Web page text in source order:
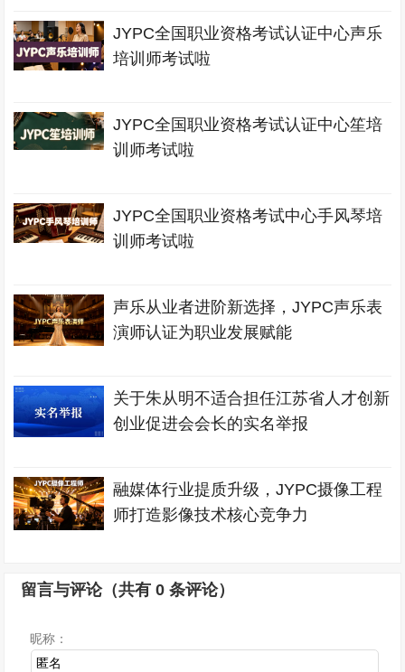
JYPC全国职业资格考试认证中心声乐
培训师考试啦
JYPC全国职业资格考试认证中心笙培
训师考试啦
JYPC全国职业资格考试中心手风琴培
训师考试啦
声乐从业者进阶新选择，JYPC声乐表
演师认证为职业发展赋能
关于朱从明不适合担任江苏省人才创新
创业促进会会长的实名举报
融媒体行业提质升级，JYPC摄像工程
师打造影像技术核心竞争力
留言与评论（共有0 条评论）
昵称：